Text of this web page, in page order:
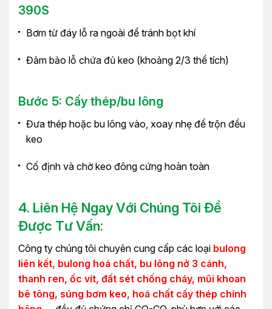
390S
Bơm từ đáy lỗ ra ngoài để tránh bọt khí
Đảm bảo lỗ chứa đủ keo (khoảng 2/3 thể tích)
Bước 5: Cấy thép/bu lông
Đưa thép hoặc bu lông vào, xoay nhẹ để trộn đều
keo
Cố định và chờ keo đông cứng hoàn toàn
4. Liên Hệ Ngay Với Chúng Tôi Để
Được Tư Vấn:
Công ty chúng tôi chuyên cung cấp các loại bulong
liên kết, bulong hoá chất, bu lông nở 3 cánh,
thanh ren, ốc vít, đất sét chống cháy, mũi khoan
bê tông, súng bơm keo, hoá chất cấy thép chính